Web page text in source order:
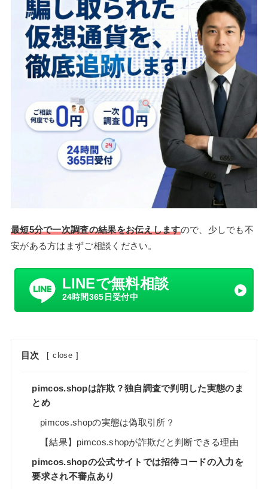
最短5分で一次調査の結果をお伝えしますので、少しでも不
安がある方はまずご相談ください。
LINEで無料相談
24時間365日受付中
目次 [ close ]
pimcos.shopは詐欺？独自調査で判明した実態のま
とめ
pimcos.shopの実態は偽取引所？
【結果】pimcos.shopが詐欺だと判断できる理由
pimcos.shopの公式サイトでは招待コードの入力を
要求され不審点あり